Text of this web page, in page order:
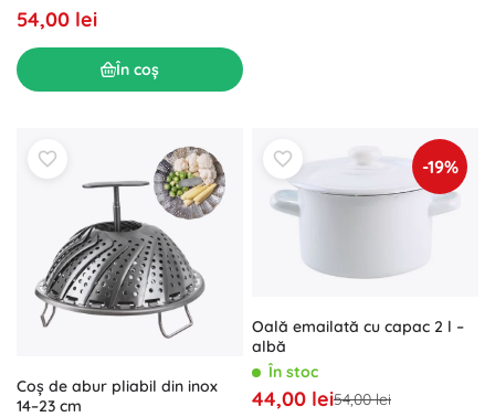
54,00 lei
În coș
Coș de abur pliabil din inox
14–23 cm
-19%
Oală emailată cu capac 2 l –
albă
În stoc
44,00 lei54,00 lei